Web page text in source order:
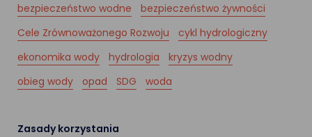
bezpieczeństwo wodne
bezpieczeństwo żywności
Cele Zrównoważonego Rozwoju
cykl hydrologiczny
ekonomika wody
hydrologia
kryzys wodny
obieg wody
opad SDG woda
Zasady korzystania